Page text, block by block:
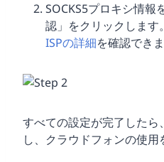
SOCKS5プロキシ情報
認」をクリックします
ISPの詳細を確認できま
すべての設定が完了したら、
し、クラウドフォンの使用